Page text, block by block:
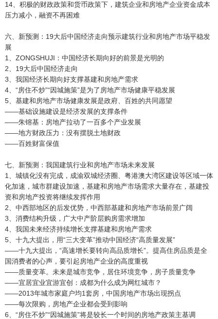
14、积极的财政政策和货币政策下，建筑企业和房地产企业资金成本
压力减小，融资不再困难
六、新预测：19大后中国经济走向预示建筑行业和房地产市场平稳发
展
1、ZONGSHUJI：中国经济长期向好的前景是光明的
2、19大后中国经济走向
3、我国经济长期向好支撑基建和房地产需求
4、“房住不炒”“因城施策”是为了房地产市场健康平稳发展
5、基建和房地产市场健康发展是政府、百姓的共同愿望
——基础设施建设是经济发展的支撑条件
——朱镕基：房地产拉动了一百多个产业发展
——地方财政压力：没有摆脱土地财政
——百姓财富保值
七、新预测：我国建筑行业和房地产市场未来发展
1、城镇化没有完成，成渝双城经济圈、粤港澳大湾区建设等区域一体
化加速，城市群建设加速，基建和房地产市场需求大量存在，基建投
资和房地产投资将继续发挥作用
2、中西部地区的后发优势，中西部基建和房地产市场前景广阔
3、消费结构升级，广大中产阶层购房需求增加
4、我国未来经济持续增长支撑基建和房地产需求
5、十九大提出，用“三大变革”推动中国经济“高质量发展”
——十九大提出，“高速增长要转向高品质增长”。提高住房品质是全
国消费者的心声，要引起房地产企业的高度重视
——质量变革。未来是城市竞争，居住环境竞争，房子质量竞争
——宜居宜业宜游宜创：成都为什么成为网红城市？
——2013年城市家庭户均1套房，中国房地产市场出现拐点
——每次限购，房地产企业都会受到影响
6、“房住不炒”“因城施策”将是较长一个时间的房地产政策主基调